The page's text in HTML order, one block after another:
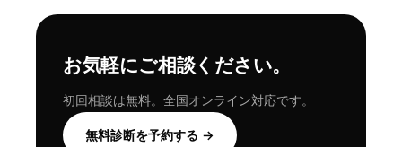
お気軽にご相談ください。
初回相談は無料。全国オンライン対応です。
無料診断を予約する →